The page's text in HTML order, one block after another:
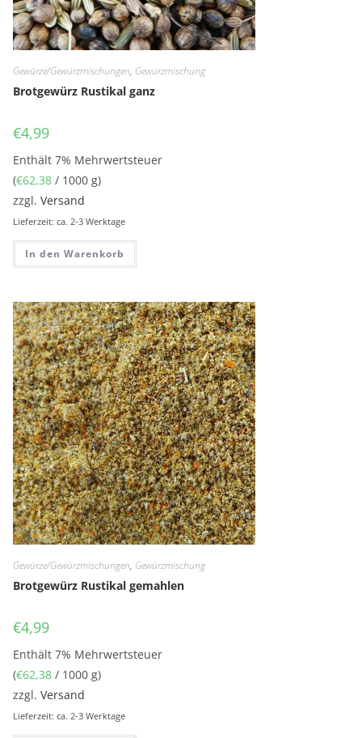
Gewürze/Gewürzmischungen, Gewürzmischung
Brotgewürz Rustikal ganz
€4,99
Enthält 7% Mehrwertsteuer
(€62,38 / 1000 g)
zzgl.Versand
Lieferzeit: ca. 2-3 Werktage
In den Warenkorb
Gewürze/Gewürzmischungen, Gewürzmischung
Brotgewürz Rustikal gemahlen
€4,99
Enthält 7% Mehrwertsteuer
(€62,38 / 1000 g)
zzgl.Versand
Lieferzeit: ca. 2-3 Werktage